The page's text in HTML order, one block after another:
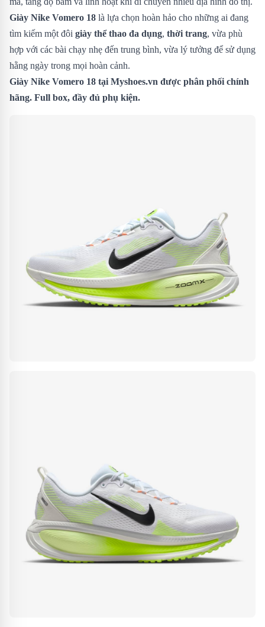
Giày Nike Vomero 18 là lựa chọn hoàn hảo cho những ai đang
tìm kiếm một đôi giày thể thao đa dụng, thời trang, vừa phù
hợp với các bài chạy nhẹ đến trung bình, vừa lý tưởng để sử dụng
hằng ngày trong mọi hoàn cảnh.
Giày Nike Vomero 18 tại Myshoes.vn được phân phối chính
hãng. Full box, đầy đủ phụ kiện.